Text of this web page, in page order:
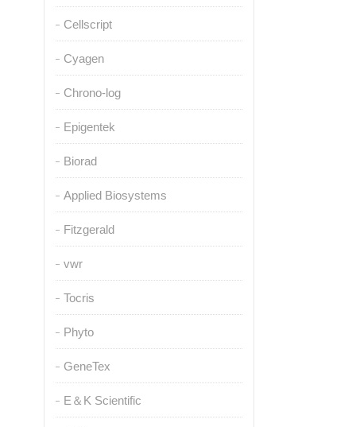
Cellscript
Cyagen
Chrono-log
Epigentek
Biorad
Applied Biosystems
Fitzgerald
vwr
Tocris
Phyto
GeneTex
E＆K Scientific